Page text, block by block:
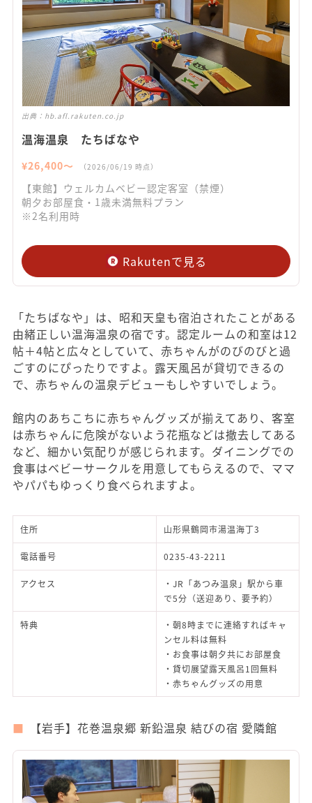
出典： hb.afl.rakuten.co.jp
温海温泉 たちばなや
¥26,400〜 （2026/06/19 時点）
【東館】ウェルカムベビー認定客室（禁煙）
朝夕お部屋食・1歳未満無料プラン
※2名利用時
Rakutenで見る
「たちばなや」は、昭和天皇も宿泊されたことがある
由緒正しい温海温泉の宿です。認定ルームの和室は12
帖＋4帖と広々としていて、赤ちゃんがのびのびと過
ごすのにぴったりですよ。露天風呂が貸切できるの
で、赤ちゃんの温泉デビューもしやすいでしょう。
館内のあちこちに赤ちゃんグッズが揃えてあり、客室
は赤ちゃんに危険がないよう花瓶などは撤去してある
など、細かい気配りが感じられます。ダイニングでの
食事はベビーサークルを用意してもらえるので、ママ
やパパもゆっくり食べられますよ。
住所 山形県鶴岡市湯温海丁3
電話番号 0235-43-2211
アクセス
・JR「あつみ温泉」駅から車
で5分（送迎あり、要予約）
特典
・朝8時までに連絡すればキャ
ンセル料は無料
・お食事は朝夕共にお部屋食
・貸切展望露天風呂1回無料
・赤ちゃんグッズの用意
【岩手】花巻温泉郷 新鉛温泉 結びの宿 愛隣館